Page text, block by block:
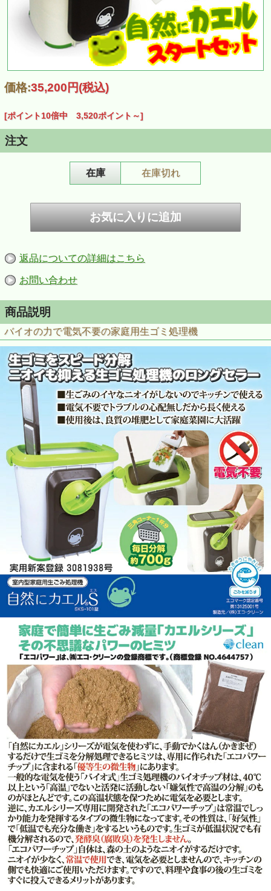
価格:35,200円(税込)
[ポイント10倍中 3,520ポイント～]
注文
在庫 在庫切れ
返品についての詳細はこちら
お問い合わせ
商品説明
バイオの力で電気不要の家庭用生ゴミ処理機